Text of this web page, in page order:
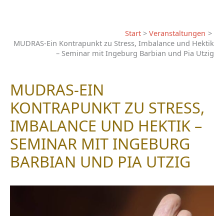
Start
Veranstaltungen
MUDRAS-Ein Kontrapunkt zu Stress, Imbalance und Hektik
– Seminar mit Ingeburg Barbian und Pia Utzig
MUDRAS-EIN
KONTRAPUNKT ZU STRESS,
IMBALANCE UND HEKTIK –
SEMINAR MIT INGEBURG
BARBIAN UND PIA UTZIG